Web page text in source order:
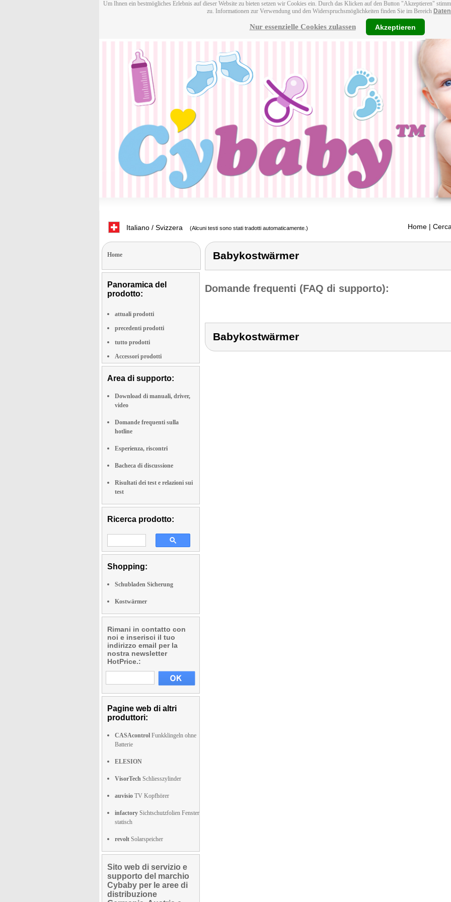
Um Ihnen ein bestmögliches Erlebnis auf dieser Website zu bieten setzen wir Cookies ein. Durch das Klicken auf den Button "Akzeptieren"
zu. Informationen zur Verwendung und den Widerspruchsmöglichkeiten finden Sie im Bereich
Nur essenzielle Cookies zulassen Akzeptieren
Italiano / Svizzera (Alcuni testi sono stati tradotti automaticamente.) Home |
Home
Panoramica del
prodotto:
attuali prodotti
precedenti prodotti
tutto prodotti
Accessori prodotti
Area di supporto:
Download di manuali, driver,
video
Domande frequenti sulla
hotline
Esperienza, riscontri
Bacheca di discussione
Risultati dei test e relazioni sui
test
Ricerca prodotto:
Shopping:
Schubladen Sicherung
Kostwärmer
Rimani in contatto con
noi e inserisci il tuo
indirizzo email per la
nostra newsletter
HotPrice.:
Pagine web di altri
produttori:
CASAcontrol Funkklingeln ohne
Batterie
ELESION
VisorTech Schliesszylinder
auvisio TV Kopfhörer
infactory Sichtschutzfolien Fenster
statisch
revolt Solarspeicher
Sito web di servizio e
supporto del marchio
Cybaby per le aree di
distribuzione
Babykostwärmer
Domande frequenti (FAQ di supporto):
Babykostwärmer